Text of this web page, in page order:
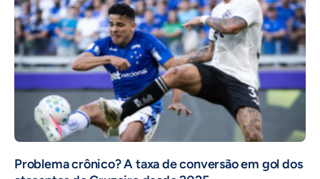
Problema crônico? A taxa de conversão em gol dos